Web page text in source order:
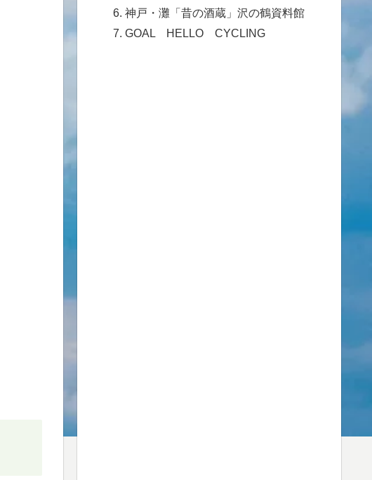
神戸・灘「昔の酒蔵」沢の鶴資料館
GOAL HELLO CYCLING